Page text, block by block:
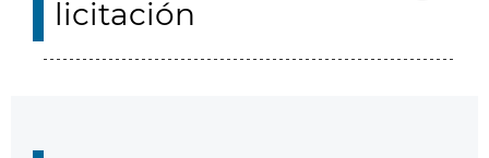
licitación